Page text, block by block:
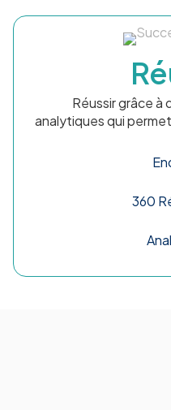
Réussir grâce
analytiques qui
360